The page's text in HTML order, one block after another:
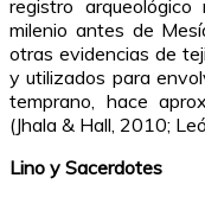
registro
milenio antes de
otras evidencias de
y utilizados para
temprano, hace
(Jhala & Hall, 2010;
Lino y Sacerdotes